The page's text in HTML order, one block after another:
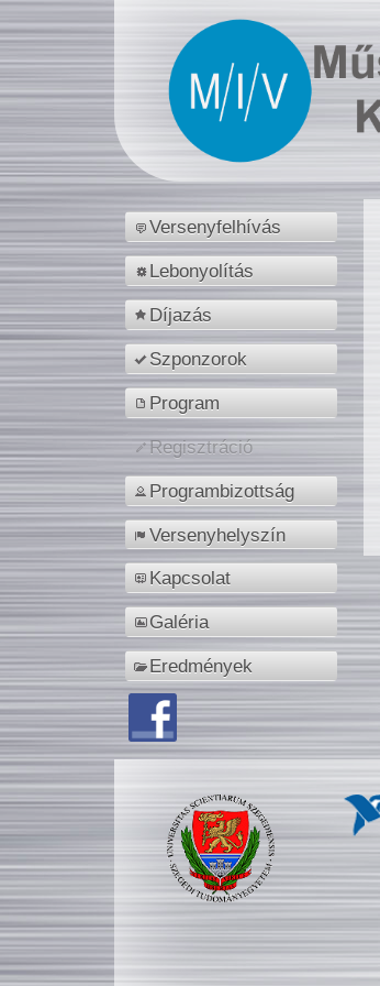
Versenyfelhívás
Lebonyolítás
Díjazás
Szponzorok
Program
Regisztráció
Programbizottság
Versenyhelyszín
Kapcsolat
Galéria
Eredmények